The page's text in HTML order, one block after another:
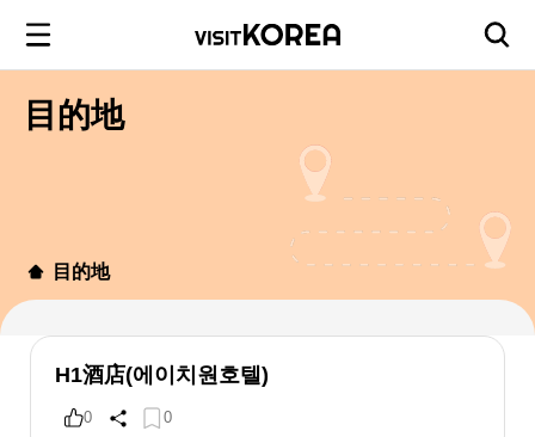
目的地
目的地
H1酒店(에이치원호텔)
0 0